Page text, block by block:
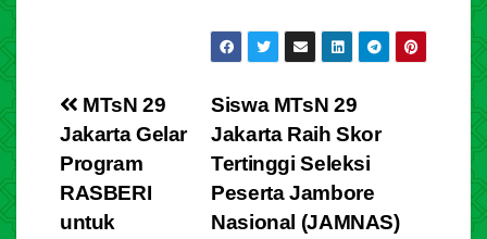
Siswa MTsN 29
Jakarta Raih Skor
Tertinggi Seleksi
Peserta Jambore
Nasional (JAMNAS)
MTsN 29
Jakarta Gelar
Program
RASBERI
untuk